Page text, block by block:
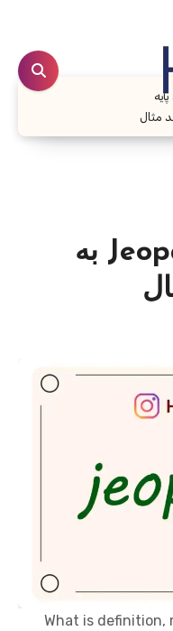
معنی کلمه Jeopardy به
What is definition,